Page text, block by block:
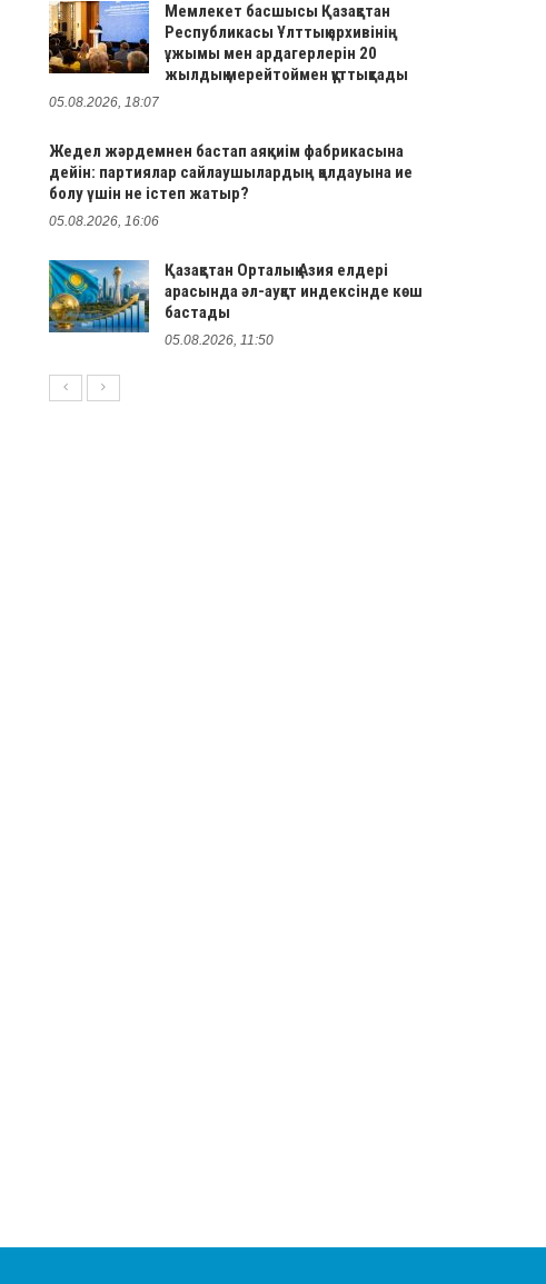
Мемлекет басшысы Қазақстан
Республикасы Ұлттық архивінің
ұжымы мен ардагерлерін 20
жылдық мерейтоймен құттықтады
05.08.2026, 18:07
Жедел жәрдемнен бастап аяқкиім фабрикасына
дейін: партиялар сайлаушылардың қолдауына ие
болу үшін не істеп жатыр?
05.08.2026, 16:06
Қазақстан Орталық Азия елдері
арасында әл-ауқат индексінде көш
бастады
05.08.2026, 11:50